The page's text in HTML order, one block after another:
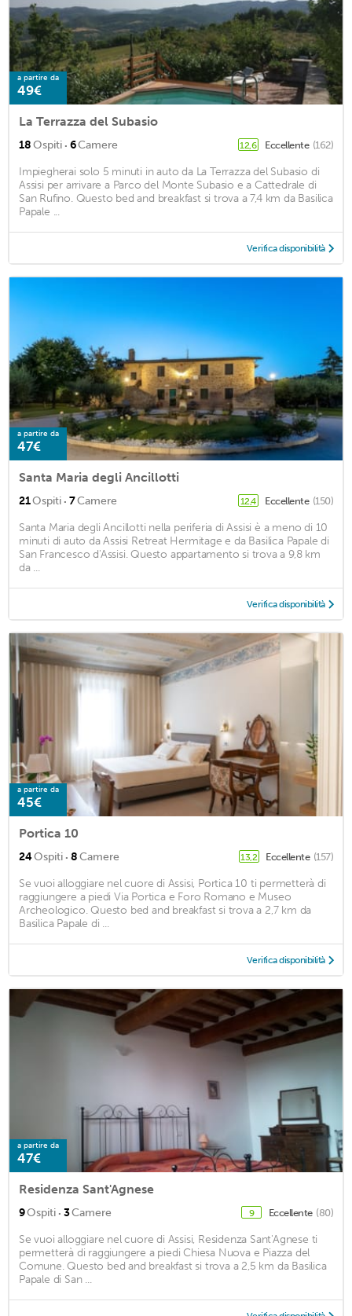
a partire da
49€
La Terrazza del Subasio
18Ospiti · 6Camere 12,6 Eccellente (162)
Impiegherai solo 5 minuti in auto da La Terrazza del Subasio di
Assisi per arrivare a Parco del Monte Subasio e a Cattedrale di
San Rufino. Questo bed and breakfast si trova a 7,4 km da Basilica
Papale ...
Verifica disponibilità
a partire da
47€
Santa Maria degli Ancillotti
21Ospiti · 7Camere 12,4 Eccellente (150)
Santa Maria degli Ancillotti nella periferia di Assisi è a meno di 10
minuti di auto da Assisi Retreat Hermitage e da Basilica Papale di
San Francesco d'Assisi. Questo appartamento si trova a 9,8 km
da ...
Verifica disponibilità
a partire da
45€
Portica 10
24Ospiti · 8Camere 13,2 Eccellente (157)
Se vuoi alloggiare nel cuore di Assisi, Portica 10 ti permetterà di
raggiungere a piedi Via Portica e Foro Romano e Museo
Archeologico. Questo bed and breakfast si trova a 2,7 km da
Basilica Papale di ...
Verifica disponibilità
a partire da
47€
Residenza Sant'Agnese
9Ospiti · 3Camere 9 Eccellente (80)
Se vuoi alloggiare nel cuore di Assisi, Residenza Sant'Agnese ti
permetterà di raggiungere a piedi Chiesa Nuova e Piazza del
Comune. Questo bed and breakfast si trova a 2,5 km da Basilica
Papale di San ...